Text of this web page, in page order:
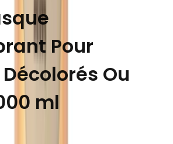
Pour
Ou
ml